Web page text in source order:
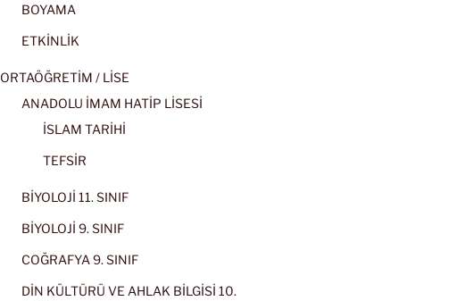
BOYAMA
ETKİNLİK
ORTAÖĞRETİM / LİSE
ANADOLU İMAM HATİP LİSESİ
İSLAM TARİHİ
TEFSİR
BİYOLOJİ 11. SINIF
BİYOLOJİ 9. SINIF
COĞRAFYA 9. SINIF
DİN KÜLTÜRÜ VE AHLAK BİLGİSİ 10.